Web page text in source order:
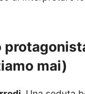
mai)